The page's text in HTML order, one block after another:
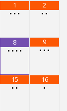
1
• • •
2
• •
8
• • • •
9
• • •
15
• •
16
•